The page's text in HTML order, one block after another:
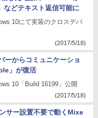
などテキスト返信可能に
10にて実装のクロスデバ
(2017/5/18)
ーからコミュニケーショ
」が復活
10「Build 16199」公開
(2017/5/18)
サー設置不要で動くMixe